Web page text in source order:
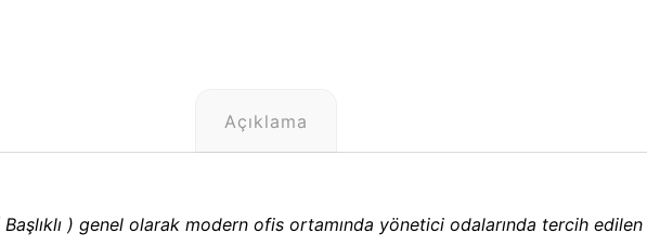
Açıklama
Başlıklı ) genel olarak modern ofis ortamında yönetici odalarında tercih